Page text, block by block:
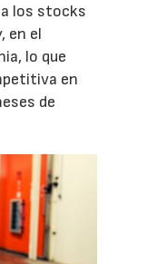
los stocks
en el
lo que
en
de